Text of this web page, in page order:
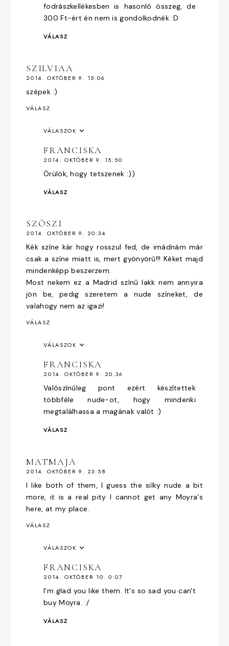
fodrászkellékesben is hasonló összeg, de
300 Ft-ért én nem is gondolkodnék :D
VÁLASZ
SZILVIAA
2014. OKTÓBER 9. 15:06
szépek :)
VÁLASZ
VÁLASZOK
FRANCISKA
2014. OKTÓBER 9. 15:50
Örülök, hogy tetszenek :))
VÁLASZ
SZÖSZI
2014. OKTÓBER 9. 20:34
Kék színe kár hogy rosszul fed, de imádnám már
csak a színe miatt is, mert gyönyörű!!! Kéket majd
mindenképp beszerzem.
Most nekem ez a Madrid színű lakk nem annyira
jön be, pedig szeretem a nude színeket, de
valahogy nem az igazi!
VÁLASZ
VÁLASZOK
FRANCISKA
2014. OKTÓBER 9. 20:36
Valószínűleg pont ezért készítettek
többféle nude-ot, hogy mindenki
megtalálhassa a magának valót :)
VÁLASZ
MATMAJA
2014. OKTÓBER 9. 23:58
I like both of them, I guess the silky nude a bit
more, it is a real pity I cannot get any Moyra's
here, at my place.
VÁLASZ
VÁLASZOK
FRANCISKA
2014. OKTÓBER 10. 0:07
I'm glad you like them. It's so sad you can't
buy Moyra. :/
VÁLASZ